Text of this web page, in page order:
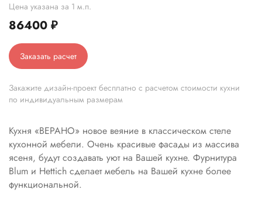
Цена указана за 1 м.п.
86400 ₽
Заказать расчет
Закажите дизайн-проект бесплатно с расчетом стоимости кухни
по индивидуальным размерам
Кухня «ВЕРАНО» новое веяние в классическом стеле
кухонной мебели. Очень красивые фасады из массива
ясеня, будут создавать уют на Вашей кухне. Фурнитура
Blum и Hettich сделает мебель на Вашей кухне более
функциональной.